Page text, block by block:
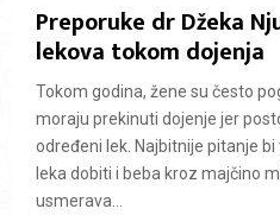
Preporuke dr Džeka
lekova tokom dojenja
Tokom godina, žene su često
moraju prekinuti dojenje jer
određeni lek. Najbitnije pitanje
leka dobiti i beba kroz majčino
usmerava...